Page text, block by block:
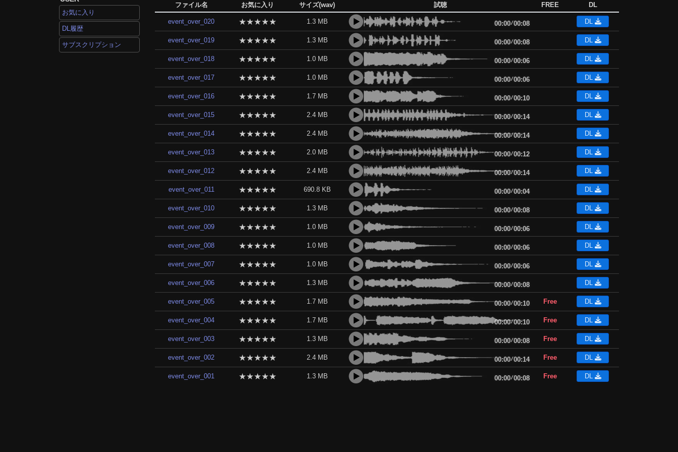
お気に入り
DL履歴
サブスクリプション
ファイル名 お気に入り サイズ(wav) 試聴 FREE DL
event_over_020 ★★★★★ 1.3 MB 00:00/00:08 DL
event_over_019 ★★★★★ 1.3 MB 00:00/00:08 DL
event_over_018 ★★★★★ 1.0 MB 00:00/00:06 DL
event_over_017 ★★★★★ 1.0 MB 00:00/00:06 DL
event_over_016 ★★★★★ 1.7 MB 00:00/00:10 DL
event_over_015 ★★★★★ 2.4 MB 00:00/00:14 DL
event_over_014 ★★★★★ 2.4 MB 00:00/00:14 DL
event_over_013 ★★★★★ 2.0 MB 00:00/00:12 DL
event_over_012 ★★★★★ 2.4 MB 00:00/00:14 DL
event_over_011 ★★★★★ 690.8 KB 00:00/00:04 DL
event_over_010 ★★★★★ 1.3 MB 00:00/00:08 DL
event_over_009 ★★★★★ 1.0 MB 00:00/00:06 DL
event_over_008 ★★★★★ 1.0 MB 00:00/00:06 DL
event_over_007 ★★★★★ 1.0 MB 00:00/00:06 DL
event_over_006 ★★★★★ 1.3 MB 00:00/00:08 DL
event_over_005 ★★★★★ 1.7 MB 00:00/00:10 Free DL
event_over_004 ★★★★★ 1.7 MB 00:00/00:10 Free DL
event_over_003 ★★★★★ 1.3 MB 00:00/00:08 Free DL
event_over_002 ★★★★★ 2.4 MB 00:00/00:14 Free DL
event_over_001 ★★★★★ 1.3 MB 00:00/00:08 Free DL